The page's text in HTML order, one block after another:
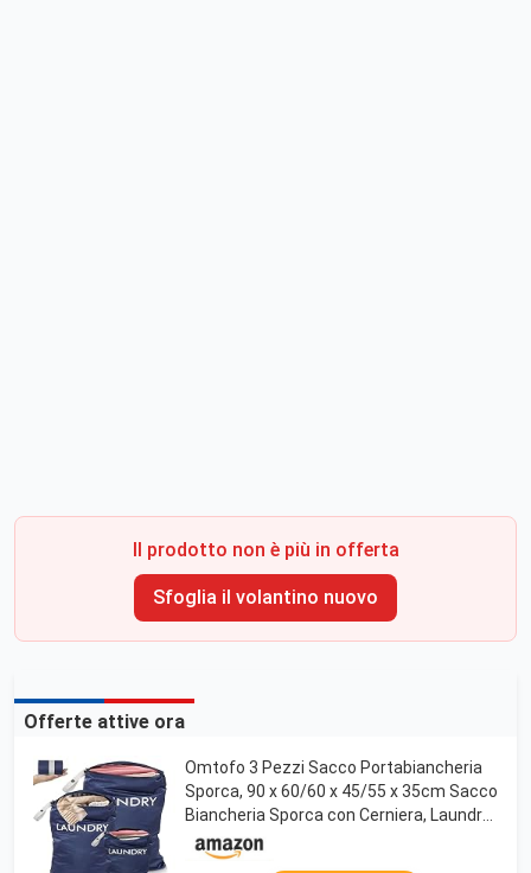
Il prodotto non è più in offerta
Sfoglia il volantino nuovo
Offerte attive ora
Omtofo 3 Pezzi Sacco Portabiancheria
Sporca, 90 x 60/60 x 45/55 x 35cm Sacco
Biancheria Sporca con Cerniera, Laundry
Bag per Viaggi, Oggetti da Nuoto,
Campeggio